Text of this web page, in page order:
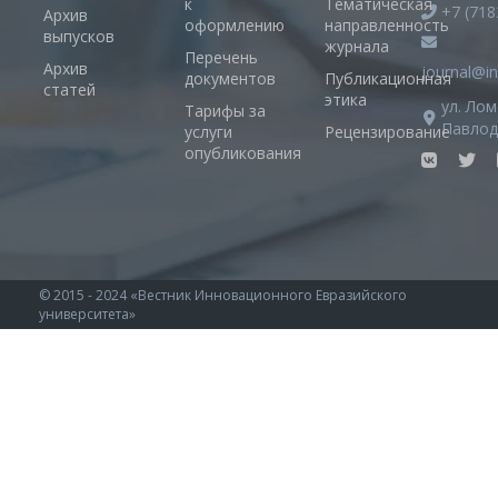
Архив
выпусков
Архив
статей
оформлению
Перечень
документов
Тарифы за
услуги
опубликования
направленность
журнала
Публикационная
этика
Рецензирование
+7
ул.
© 2015 - 2024 «Вестник Инновационного Евразийского
университета»